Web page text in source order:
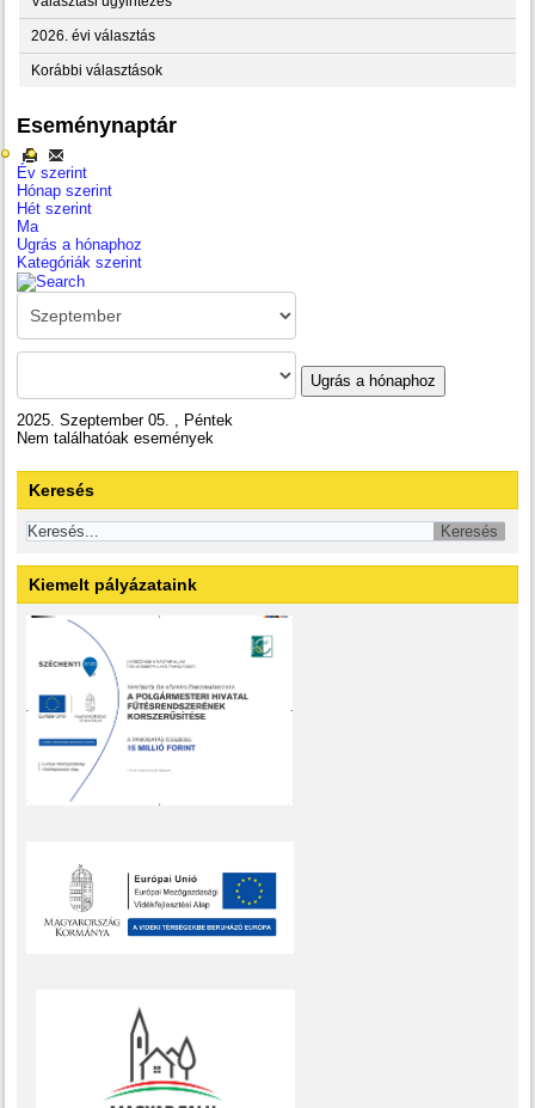
2026. évi választás
Korábbi választások
Eseménynaptár
Év szerint
Hónap szerint
Hét szerint
Ma
Ugrás a hónaphoz
Kategóriák szerint
Ugrás a hónaphoz
2025. Szeptember 05. , Péntek
Nem találhatóak események
Keresés
Kiemelt pályázataink